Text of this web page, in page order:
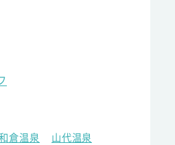
倉温泉
山代温泉